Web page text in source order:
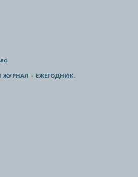
– ЕЖЕГОДНИК.